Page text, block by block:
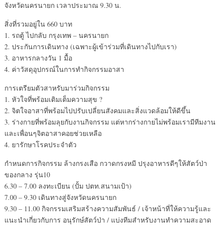
จังหวัดนครนายก เวลาประมาณ 9.30 น.
สิ่งที่รวมอยู่ใน 660 บาท
1. รถตู้ ไปกลับ กรุงเทพ – นครนายก
2. ประกันการเดินทาง (เฉพาะผู้เข้าร่วมที่เดินทางไปกับเรา)
3. อาหารกลางวัน 1 มื้อ
4. ค่าวัสดุอุปกรณ์ในการทำกิจกรรมอาสา
การเตรียมตัวสาหรับมาร่วมกิจกรรม
1. หัวใจที่พร้อมเติมเต็มความสุข ?
2. จิตใจอาสาที่พร้อมไปปรับเปลี่ยนสังคมและสิ่งแวดล้อมให้ดีขึ้น
3. ร่างกายที่พร้อมลุยกับงานกิจกรรม แต่หากร่างกายไม่พร้อมเรามีทีมงาน
และเพื่อนๆจิตอาสาคอยช่วยเหลือ
4. ยารักษาโรคประจำตัว
กำหนดการกิจกรรม ล้างกรงเสือ กวาดกรงหมี ปรุงอาหารดีๆให้สัตว์ป่า
ของกลาง รุ่น10
6.30 – 7.00 ลงทะเบียน (ปั้ม ปตท.สนามเป้า)
7.00 – 9.30 เดินทางสู่จังหวัดนครนายก
9.30 – 11.00 กิจกรรมเสริมสร้างความสัมพันธ์ / เจ้าหน้าที่ให้ความรู้และ
แนะนำเกี่ยวกับการ อนุรักษ์สัตว์ป่า / แบ่งทีมสำหรับงานทำความสะอาด